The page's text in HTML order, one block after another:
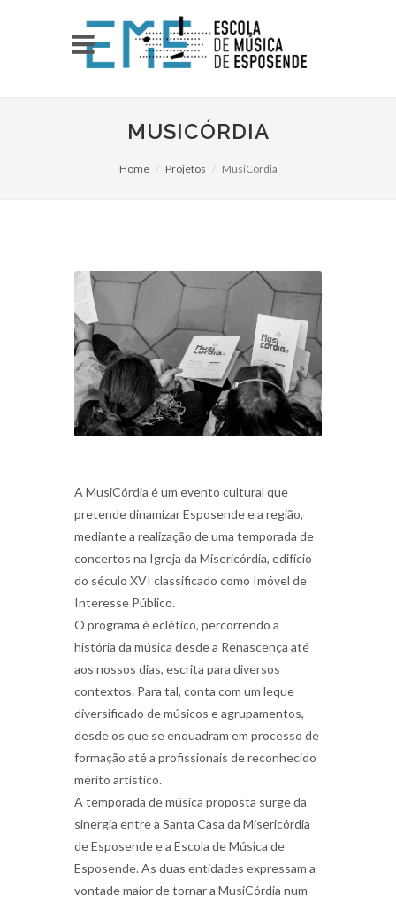
MUSICÓRDIA
Home Projetos MusiCórdia
A MusiCórdia é um evento cultural que
pretende dinamizar Esposende e a região,
mediante a realização de uma temporada de
concertos na Igreja da Misericórdia, edifício
do século XVI classificado como Imóvel de
Interesse Público.
O programa é eclético, percorrendo a
história da música desde a Renascença até
aos nossos dias, escrita para diversos
contextos. Para tal, conta com um leque
diversificado de músicos e agrupamentos,
desde os que se enquadram em processo de
formação até a profissionais de reconhecido
mérito artístico.
A temporada de música proposta surge da
sinergia entre a Santa Casa da Misericórdia
de Esposende e a Escola de Música de
Esposende. As duas entidades expressam a
vontade maior de tornar a MusiCórdia num